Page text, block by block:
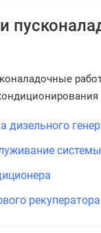
дизельного
системы
рекуператора